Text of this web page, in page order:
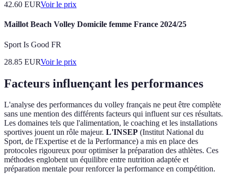
42.60 EURVoir le prix
Maillot Beach Volley Domicile femme France 2024/25
Sport Is Good FR
28.85 EURVoir le prix
Facteurs influençant les performances
L'analyse des performances du volley français ne peut être complète
sans une mention des différents facteurs qui influent sur ces résultats.
Les domaines tels que l'alimentation, le coaching et les installations
sportives jouent un rôle majeur. L'INSEP (Institut National du
Sport, de l'Expertise et de la Performance) a mis en place des
protocoles rigoureux pour optimiser la préparation des athlètes. Ces
méthodes englobent un équilibre entre nutrition adaptée et
préparation mentale pour renforcer la performance en compétition.